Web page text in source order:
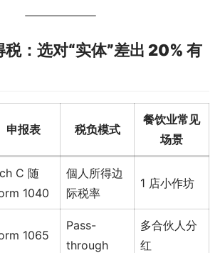
税：选对“实体”差出 20% 有
申报表 税负模式
餐饮业常见
场景
C 随
1040
個人所得边
际税率
1 店小作坊
1065
Pass-
through
多合伙人分
红